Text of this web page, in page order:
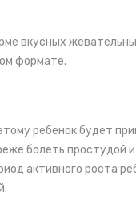
вкусных
формате.
ребенок будет
болеть простудой и
активного роста